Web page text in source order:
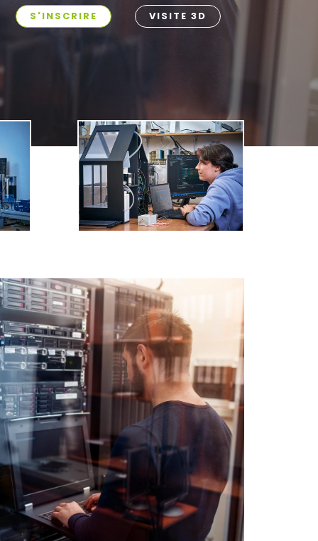
S'INSCRIRE VISITE 3D